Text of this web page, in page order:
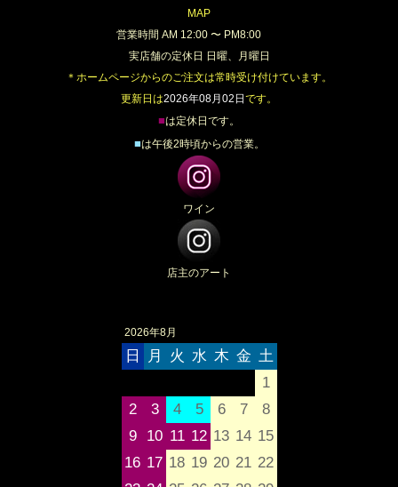
MAP
営業時間 AM 12:00 〜 PM8:00
実店舗の定休日 日曜、月曜日
＊ホームページからのご注文は常時受け付けています。
更新日は2026年08月02日 です。
■は定休日です。
■は午後2時頃からの営業。
ワイン
店主のアート
2026年8月
日 月 火 水 木 金 土
1
2
3 4 5 6 7
8
9
10 11 12 13 14 15
16 17 18 19 20 21 22